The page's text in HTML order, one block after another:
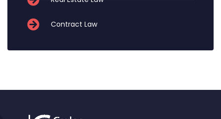
Contract Law